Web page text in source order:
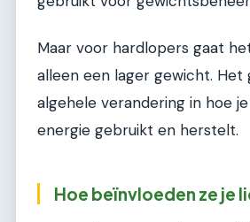
Maar voor hardlopers gaat
alleen een lager gewicht. Het
algehele verandering in hoe
energie gebruikt en herstelt.
Hoe beïnvloeden ze je